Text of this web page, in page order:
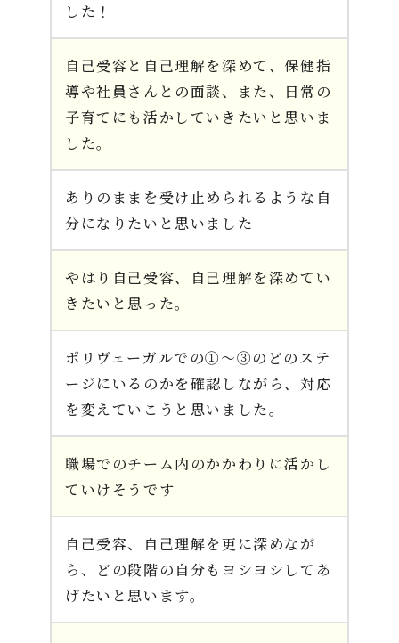
した！
自己受容と自己理解を深めて、保健指
導や社員さんとの面談、また、日常の
子育てにも活かしていきたいと思いま
した。
ありのままを受け止められるような自
分になりたいと思いました
やはり自己受容、自己理解を深めてい
きたいと思った。
ポリヴェーガルでの①～③のどのステ
ージにいるのかを確認しながら、対応
を変えていこうと思いました。
職場でのチーム内のかかわりに活かし
ていけそうです
自己受容、自己理解を更に深めなが
ら、どの段階の自分もヨシヨシしてあ
げたいと思います。